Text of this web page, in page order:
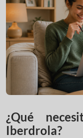
¿Qué
Iberdrola?